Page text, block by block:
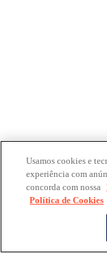
Usamos cookies e
experiência com
concorda com nossa
Política de Cookies